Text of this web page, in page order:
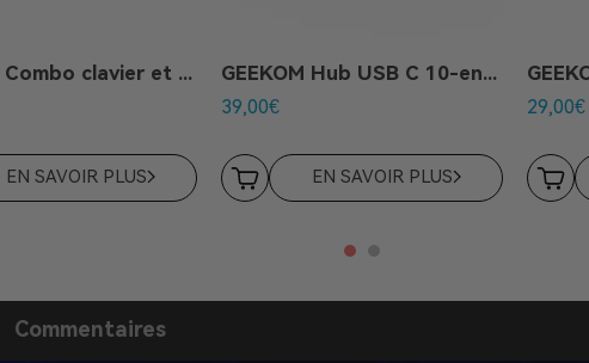
GEEKOM Combo clavier et souris de jeux
EN SAVOIR PLUS
GEEKOM Hub USB C 10-en-1
39,00€
EN SAVOIR PLUS
29,00€
Commentaires